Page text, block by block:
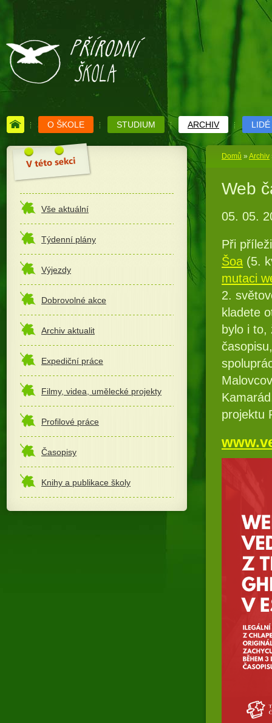
O ŠKOLE STUDIUM ARCHIV LIDÉ
Vše aktuální
Týdenní plány
Výjezdy
Dobrovolné akce
Archiv aktualit
Expediční práce
Filmy, videa, umělecké projekty
Profilové práce
Časopisy
Knihy a publikace školy
Domů » Archiv
Web
05. 05.
Při
Šoa (5.
mutaci
2.
kladete
bylo i
projektu